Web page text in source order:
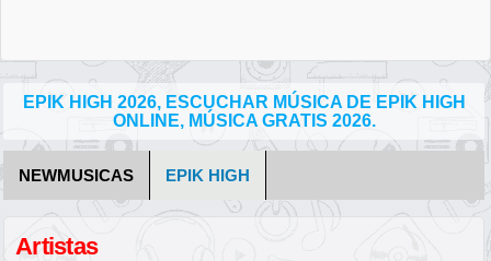
EPIK HIGH 2026, ESCUCHAR MÚSICA DE EPIK HIGH
ONLINE, MÚSICA GRATIS 2026.
NEWMUSICAS EPIK HIGH
Artistas